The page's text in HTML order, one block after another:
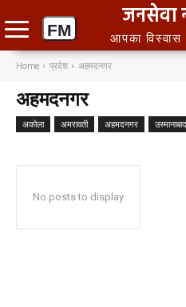
जनसेवा
आपका विस्वास
Home प्रदेश अहमदनगर
अहमदनगर
अकोला अमरावती अहमदनगर उस्मानाबाद
No posts to display